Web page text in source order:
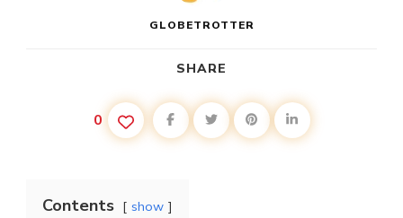
GLOBETROTTER
SHARE
0
Contents show